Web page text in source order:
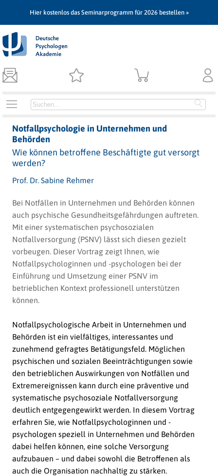
Hier kostenlos das Seminarprogramm für 2026 bestellen »
Notfallpsychologie in Unternehmen und
Behörden
Wie können betroffene Beschäftigte gut versorgt
werden?
Prof. Dr. Sabine Rehmer
Bei Notfällen in Unternehmen und Behörden können
auch psychische Gesundheitsgefährdungen auftreten.
Mit einer systematischen psychosozialen
Notfallversorgung (PSNV) lässt sich diesen gezielt
vorbeugen. Dieser Vortrag zeigt Ihnen, wie
Notfallpsychologinnen und -psychologen bei der
Einführung und Umsetzung einer PSNV im
betrieblichen Kontext professionell unterstützen
können.
Notfallpsychologische Arbeit in Unternehmen und
Behörden ist ein vielfältiges, interessantes und
zunehmend gefragtes Betätigungsfeld. Möglichen
psychischen und sozialen Beeinträchtigungen sowie
den betrieblichen Auswirkungen von Notfällen und
Extremereignissen kann durch eine präventive und
systematische psychosoziale Notfallversorgung
deutlich entgegengewirkt werden. In diesem Vortrag
erfahren Sie, wie Notfallpsychologinnen und -
psychologen speziell in Unternehmen und Behörden
dabei helfen können, eine solche Versorgung
aufzubauen – und dabei sowohl die Betroffenen als
auch die Organisation nachhaltig zu stärken.